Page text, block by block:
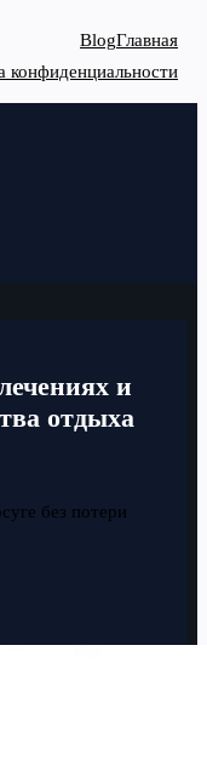
BlogГлавная
конфиденциальности
и
отдыха
без потери